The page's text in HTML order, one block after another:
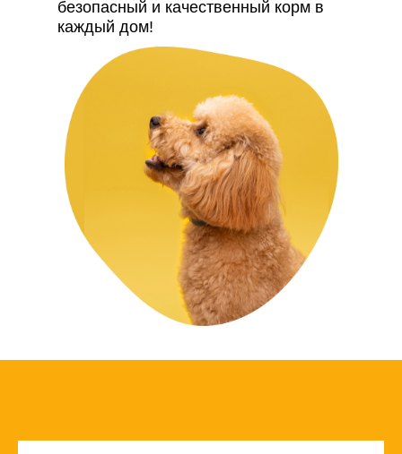
безопасный и качественный корм в
каждый дом!